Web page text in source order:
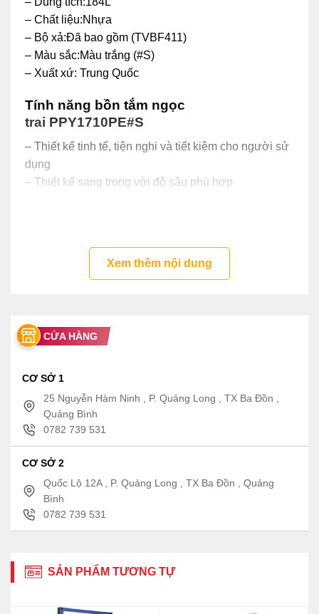
– Chất liệu:Nhựa
– Bộ xả:Đã bao gồm (TVBF411)
– Màu sắc:Màu trắng (#S)
– Xuất xứ: Trung Quốc
Tính năng bồn tắm ngọc
trai PPY1710PE#S
– Thiết kế tinh tế, tiện nghi và tiết kiệm cho người sử
dụng
– Thiết kế sang trọng với độ sâu phù hợp
– Chất liệu nhựa với độ bền cao
Xem thêm nội dung
CỬA HÀNG
CƠ SỞ 1
25 Nguyễn Hàm Ninh , P. Quảng Long , TX Ba Đồn ,
Quảng Bình
0782 739 531
CƠ SỞ 2
Quốc Lộ 12A , P. Quảng Long , TX Ba Đồn , Quảng
Bình
0782 739 531
SẢN PHẨM TƯƠNG TỰ